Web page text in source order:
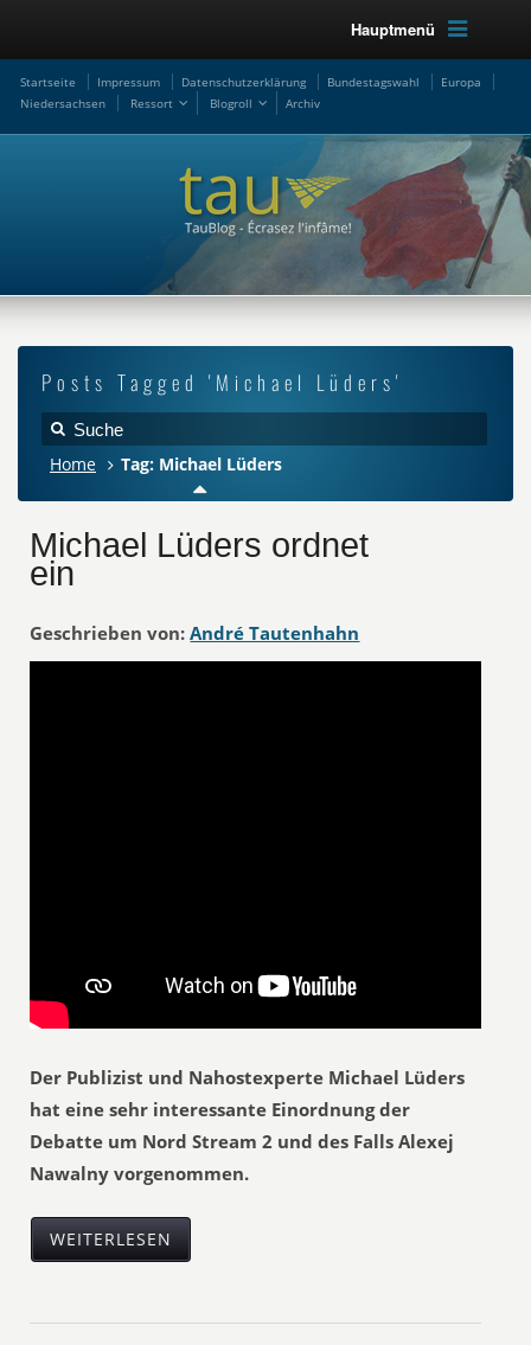
Hauptmenü
Startseite Impressum Datenschutzerklärung Bundestagswahl
Europa
Niedersachsen
Ressort Blogroll Archiv
Posts Tagged 'Michael Lüders'
Home Tag: Michael Lüders
Michael Lüders ordnet
ein
Geschrieben von: André Tautenhahn
Der Publizist und Nahostexperte Michael Lüders
hat eine sehr interessante Einordnung der
Debatte um Nord Stream 2 und des Falls Alexej
Nawalny vorgenommen.
WEITERLESEN